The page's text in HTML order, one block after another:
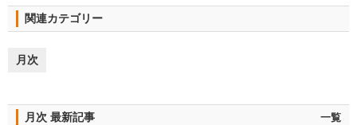
関連カテゴリー
月次
月次 最新記事 一覧